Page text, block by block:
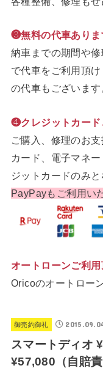
❸無料の代車ありま
納車までの期間や
で代車をご利用頂
の代車もございます
❹クレジットカード
ご購入、修理のお
カード、電子マネ
ジットカードのみと
PayPayもご利用い
オートローンご利
Oricoのオートロー
御売約御礼
スマートディオ
¥57,080（自賠責